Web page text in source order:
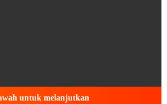
untuk melanjutkan